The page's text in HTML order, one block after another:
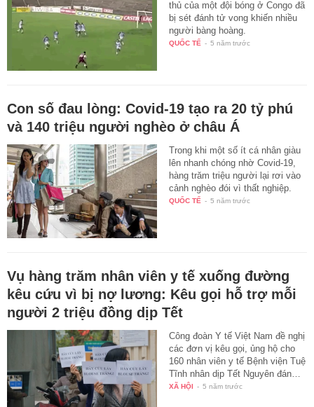
thủ của một đội bóng ở Congo đã
bị sét đánh tử vong khiến nhiều
người bàng hoàng.
QUỐC TẾ - 5 năm trước
Con số đau lòng: Covid-19 tạo ra 20 tỷ phú
và 140 triệu người nghèo ở châu Á
Trong khi một số ít cá nhân giàu
lên nhanh chóng nhờ Covid-19,
hàng trăm triệu người lại rơi vào
cảnh nghèo đói vì thất nghiệp.
QUỐC TẾ - 5 năm trước
Vụ hàng trăm nhân viên y tế xuống đường
kêu cứu vì bị nợ lương: Kêu gọi hỗ trợ mỗi
người 2 triệu đồng dịp Tết
Công đoàn Y tế Việt Nam đề nghị
các đơn vị kêu gọi, ủng hộ cho
160 nhân viên y tế Bệnh viện Tuệ
Tĩnh nhân dịp Tết Nguyên đán…
XÃ HỘI - 5 năm trước